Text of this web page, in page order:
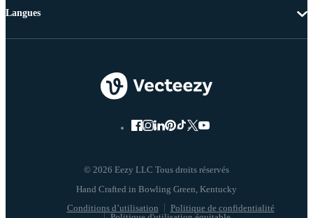
© 2026 Eezy LLC Tous droits réservés
Conditions d’utilisation
Politique de confidentialité
Langues